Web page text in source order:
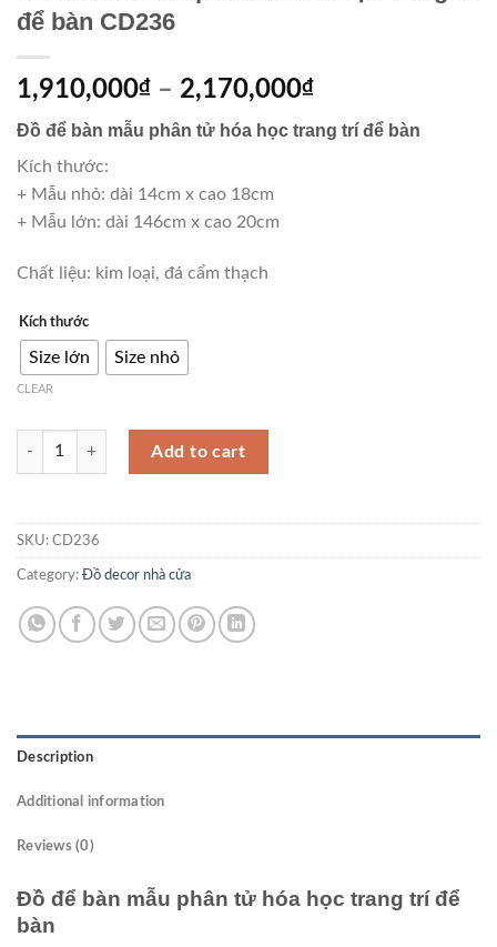
để bàn CD236
1,910,000₫ – 2,170,000₫
Đồ để bàn mẫu phân tử hóa học trang trí để bàn
Kích thước:
+ Mẫu nhỏ: dài 14cm x cao 18cm
+ Mẫu lớn: dài 146cm x cao 20cm
Chất liệu: kim loại, đá cẩm thạch
Kích thước
Size lớn Size nhỏ
CLEAR
Đồ để bàn mẫu phân tử hóa học trang trí để bàn CD236 quantity
Add to cart
SKU: CD236
Category: Đồ decor nhà cửa
Description
Additional information
Reviews (0)
Đồ để bàn mẫu phân tử hóa học trang trí để
bàn